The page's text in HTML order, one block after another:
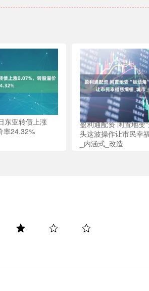
东亚转债上涨
率24.32%
盈利通配资 闲置地变
头这波操作让市民幸
_内涵式_改造